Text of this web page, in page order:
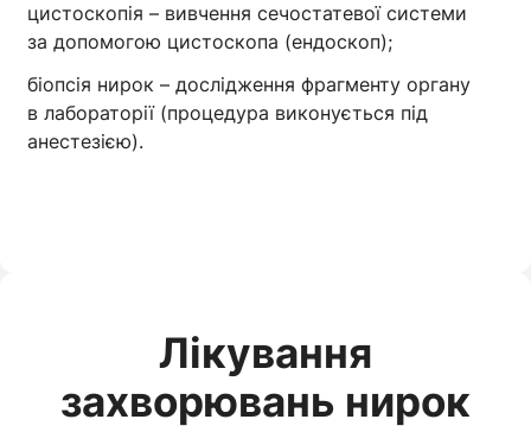
цистоскопія – вивчення сечостатевої системи
за допомогою цистоскопа (ендоскоп);
біопсія нирок – дослідження фрагменту органу
в лабораторії (процедура виконується під
анестезією).
Лікування
захворювань нирок